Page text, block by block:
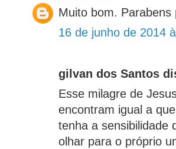
Muito bom. Parabens
16 de junho de 2014
gilvan dos Santos
Esse milagre de
encontram igual a
tenha a sensibilidade
olhar para o próprio